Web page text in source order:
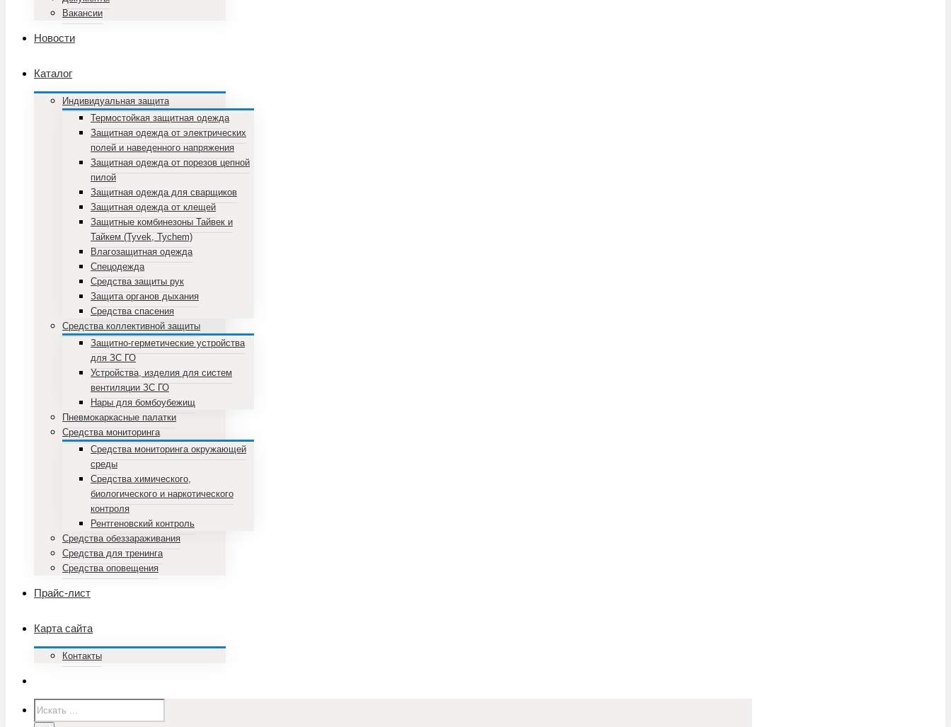
Вакансии
Новости
Каталог
Индивидуальная защита
Термостойкая защитная одежда
Защитная одежда от электрических
полей и наведенного напряжения
Защитная одежда от порезов цепной
пилой
Защитная одежда для сварщиков
Защитная одежда от клещей
Защитные комбинезоны Тайвек и
Тайкем (Tyvek, Tychem)
Влагозащитная одежда
Спецодежда
Средства защиты рук
Защита органов дыхания
Средства спасения
Средства коллективной защиты
Защитно-герметические устройства
для ЗС ГО
Устройства, изделия для систем
вентиляции ЗС ГО
Нары для бомбоубежищ
Пневмокаркасные палатки
Средства мониторинга
Средства мониторинга окружающей
среды
Средства химического,
биологического и наркотического
контроля
Рентгеновский контроль
Средства обеззараживания
Средства для тренинга
Средства оповещения
Прайс-лист
Карта сайта
Контакты